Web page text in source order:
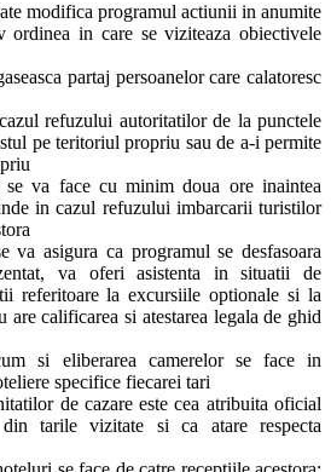
modifica programul actiunii in anumite
ordinea in care se viziteaza obiectivele
partaj persoanelor care calatoresc
refuzului autoritatilor de la punctele
pe teritoriul propriu sau de a-i permite
se va face cu minim doua ore inaintea
in cazul refuzului imbarcarii turistilor
va asigura ca programul se desfasoara
va oferi asistenta in situatii de
referitoare la excursiile optionale si la
are calificarea si atestarea legala de ghid
si eliberarea camerelor se face in
specifice fiecarei tari
de cazare este cea atribuita oficial
tarile vizitate si ca atare respecta